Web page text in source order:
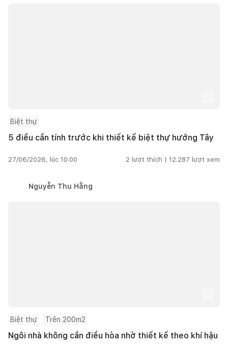
Biệt thự
5 điều cần tính trước khi thiết kế biệt thự hướng Tây
27/06/2026, lúc 10:00 2 lượt thích | 12.287 lượt xem
Nguyễn Thu Hằng
Biệt thự Trên 200m2
Ngôi nhà không cần điều hòa nhờ thiết kế theo khí hậu